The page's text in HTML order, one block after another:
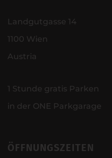
Landgutgasse 14
1100 Wien
Austria
1 Stunde gratis Parken
in der ONE Parkgarage
ÖFFNUNGSZEITEN